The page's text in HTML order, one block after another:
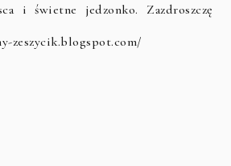
i świetne jedzonko. Zazdroszczę
zeszycik.blogspot.com/